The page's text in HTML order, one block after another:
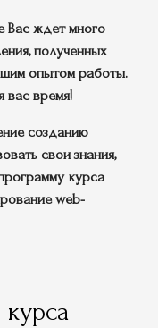
Вас ждет много
полученных
опытом работы.
вас время!
созданию
свои знания,
курса
web-